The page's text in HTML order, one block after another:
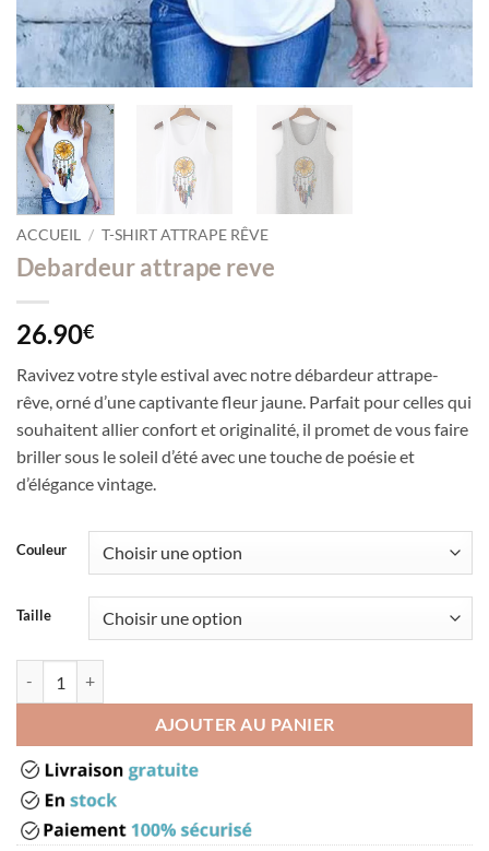
ACCUEIL / T-SHIRT ATTRAPE RÊVE
Debardeur attrape reve
26.90€
Ravivez votre style estival avec notre débardeur attrape-
rêve, orné d’une captivante fleur jaune. Parfait pour celles qui
souhaitent allier confort et originalité, il promet de vous faire
briller sous le soleil d’été avec une touche de poésie et
d’élégance vintage.
Couleur
Taille
AJOUTER AU PANIER